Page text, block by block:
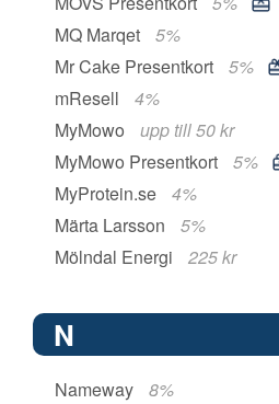
MQ Marqet
5%
Mr Cake Presentkort
5%
mResell
4%
MyMowo
upp till 50 kr
MyMowo Presentkort
5%
MyProtein.se
4%
Märta Larsson
5%
Mölndal Energi
225 kr
N
Nameway
8%